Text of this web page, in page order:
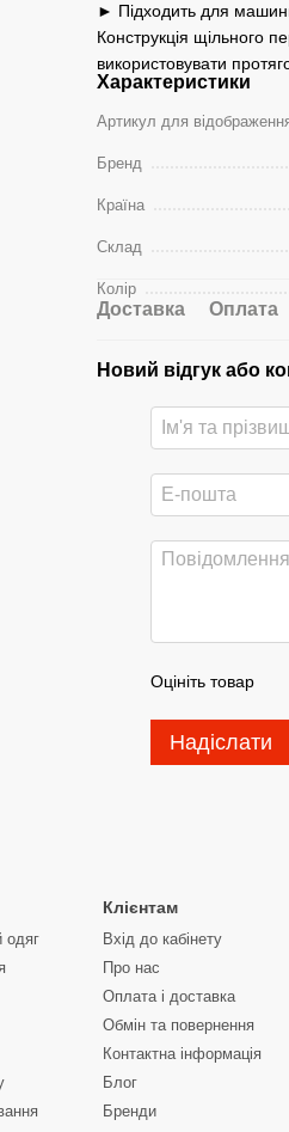
► Підходить для
Конструкція щільного
використовувати
Характеристики
Артикул для
Бренд
Країна
Склад
Колір
Доставка Оплата
Новий відгук або
Оцініть товар
Надіслати
одяг
Клієнтам
Вхід до кабінету
Про нас
Оплата і доставка
Обмін та повернення
Контактна інформація
Блог
Бренди